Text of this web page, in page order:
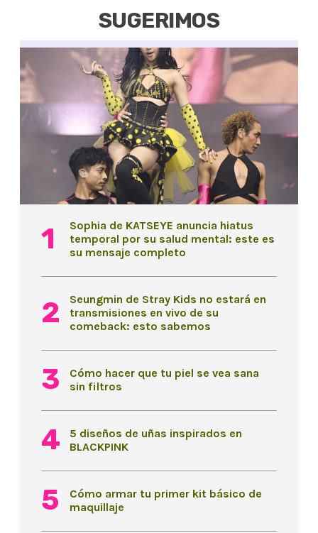
SUGERIMOS
Sophia de KATSEYE anuncia hiatus
temporal por su salud mental: este es
su mensaje completo
Seungmin de Stray Kids no estará en
transmisiones en vivo de su
comeback: esto sabemos
Cómo hacer que tu piel se vea sana
sin filtros
5 diseños de uñas inspirados en
BLACKPINK
Cómo armar tu primer kit básico de
maquillaje